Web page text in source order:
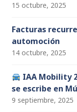
15 octubre, 2025
Facturas
automoción
14 octubre, 2025
IAA Mobility
se escribe en
9 septiembre, 2025